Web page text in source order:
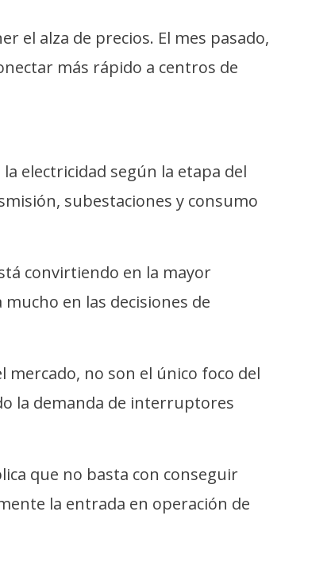
el alza de precios. El mes pasado,
más rápido a centros de
electricidad según la etapa del
subestaciones y consumo
convirtiendo en la mayor
en las decisiones de
no son el único foco del
la demanda de interruptores
que no basta con conseguir
la entrada en operación de